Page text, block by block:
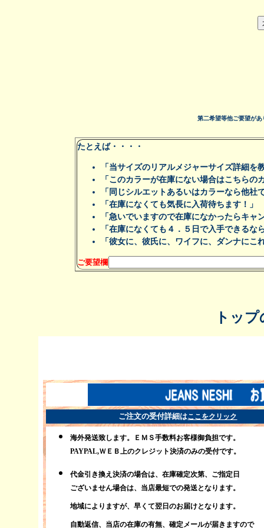
第二希望等他ご要望が
たとえば・・・・
「当サイズのリアルメジャーサイズ詳細を
「このカラーが在庫にない場合はこちらの
「同じシルエットあるいはカラーなら他社
「在庫になくても気長に入荷待ちます！」
「急いでいますので在庫になかったらキャ
「在庫になくても４．５日で入手できるな
「彼女に、彼氏に、ワイフに、ダンナに
ご要望欄
トッ